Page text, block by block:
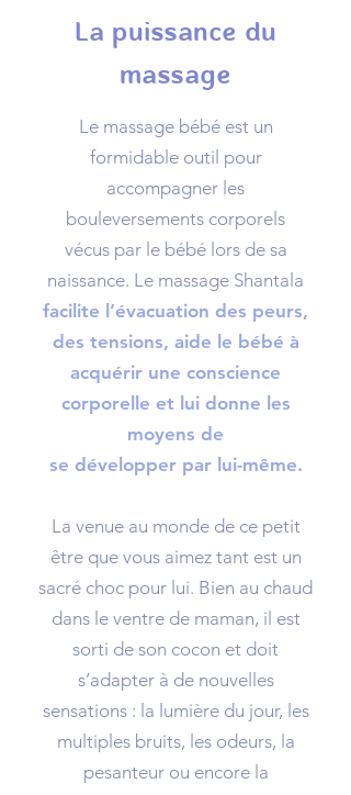
La puissance du
massage
Le massage bébé est un
formidable outil pour
accompagner les
bouleversements corporels
vécus par le bébé lors de sa
naissance. Le massage Shantala
facilite l’évacuation des peurs,
des tensions, aide le bébé à
acquérir une conscience
corporelle et lui donne les
moyens de
se développer par lui-même.
La venue au monde de ce petit
être que vous aimez tant est un
sacré choc pour lui. Bien au chaud
dans le ventre de maman, il est
sorti de son cocon et doit
s’adapter à de nouvelles
sensations : la lumière du jour, les
multiples bruits, les odeurs, la
pesanteur ou encore la